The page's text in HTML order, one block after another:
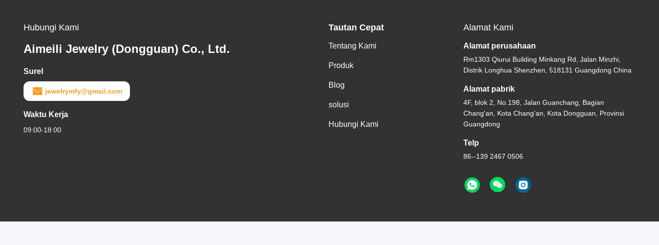
Hubungi Kami
Aimeili Jewelry (Dongguan) Co., Ltd.
Surel
jewelrymfy@gmail.com
Waktu Kerja
09:00-18:00
Tautan Cepat
Tentang Kami
Produk
Blog
solusi
Hubungi Kami
Alamat Kami
Alamat perusahaan
Rm1303 Qiurui Building Minkang Rd, Jalan Minzhi,
Distrik Longhua Shenzhen, 518131 Guangdong China
Alamat pabrik
4F, blok 2, No.198, Jalan Guanchang, Bagian
Chang'an, Kota Chang'an, Kota Dongguan, Provinsi
Guangdong
Telp
86--139 2467 0506